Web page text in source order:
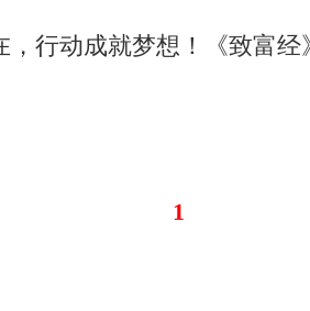
行动成就梦想！《致富经
1